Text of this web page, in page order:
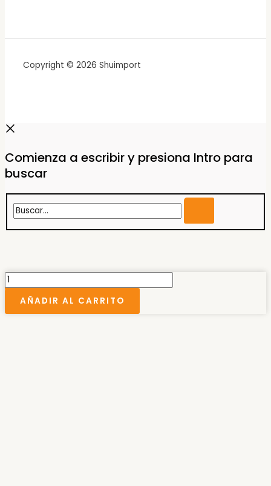
Copyright © 2026 Shuimport
Comienza a escribir y presiona Intro para
buscar
FOCO
LED
STADIUM
cantidad
AÑADIR AL CARRITO